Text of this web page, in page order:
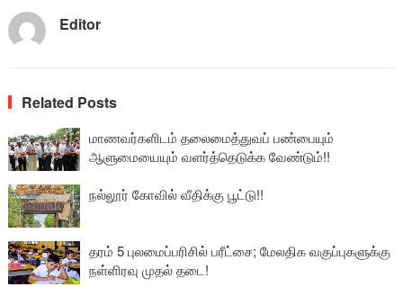
Editor
Related Posts
மாணவர்களிடம் தலைமைத்துவப் பண்பையும்
ஆளுமையையும் வளர்த்தெடுக்க வேண்டும்!!
நல்லூர் கோவில் வீதிக்கு பூட்டு!!
தரம் 5 புலமைப்பரிசில் பரீட்சை; மேலதிக வகுப்புகளுக்கு
நள்ளிரவு முதல் தடை!